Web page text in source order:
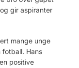
gir aspiranter
mange unge
fotball. Hans
positive